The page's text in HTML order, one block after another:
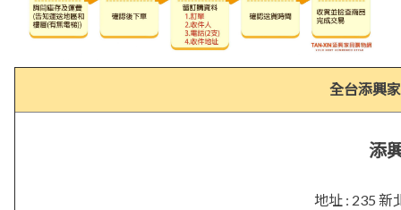
全台添興
添
地址 : 235 新